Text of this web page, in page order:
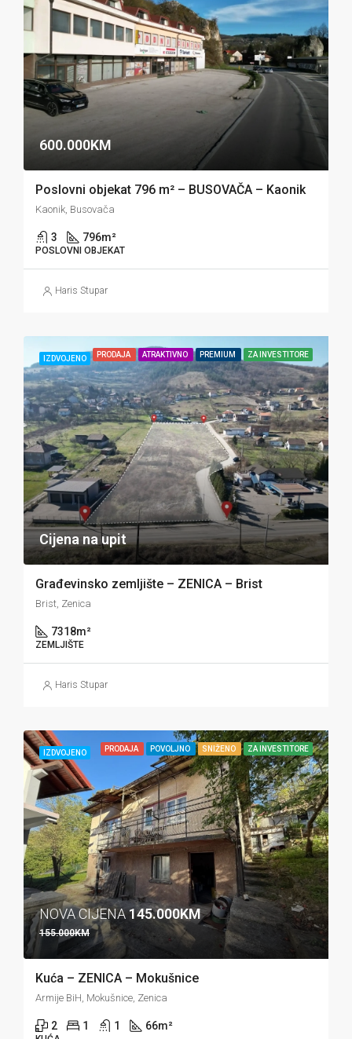
600.000KM
Poslovni objekat 796 m² – BUSOVAČA – Kaonik
Kaonik, Busovača
3 796m²
POSLOVNI OBJEKAT
Haris Stupar
IZDVOJENO PRODAJA ATRAKTIVNO PREMIUM ZA INVESTITORE
Cijena na upit
Građevinsko zemljište – ZENICA – Brist
Brist, Zenica
7318m²
ZEMLJIŠTE
Haris Stupar
IZDVOJENO PRODAJA POVOLJNO SNIŽENO ZA INVESTITORE
NOVA CIJENA145.000KM
155.000KM
Kuća – ZENICA – Mokušnice
Armije BiH, Mokušnice, Zenica
2 1 1 66m²